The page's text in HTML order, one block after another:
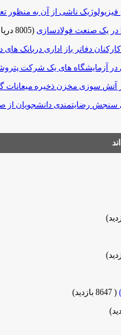
ناشی از آن به منظور
در یک صنعت فولادسازی (8005 دریافت)
دفاتر باز اداری دربانک های
در آزمایشگاه های یک شرکت
سوزی مخزن ذخیره میعانات
سنجش رضایتمندی دانشجویان از
)
)
(
)
)